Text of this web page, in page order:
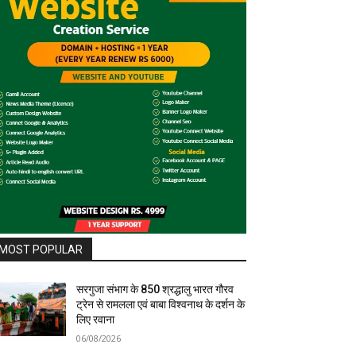
POPULAR
सरगुजा संभाग के 850 श्रद्धालु भारत गौरव
ट्रेन से रामलला एवं बाबा विश्वनाथ के दर्शन के
लिए रवाना
06/08/2026